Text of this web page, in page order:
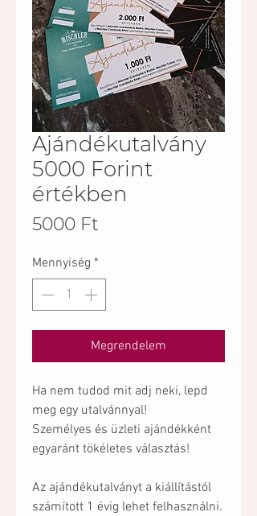
Ajándékutalvány
5000 Forint
értékben
5000 Ft
Mennyiség *
Megrendelem
Ha nem tudod mit adj neki, lepd
meg egy utalvánnyal!
Személyes és üzleti ajándékként
egyaránt tökéletes választás!
Az ajándékutalványt a kiállítástól
számított 1 évig lehet felhasználni.